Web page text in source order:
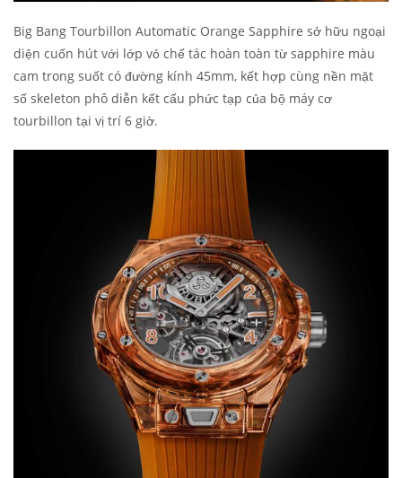
Big Bang Tourbillon Automatic Orange Sapphire sở hữu ngoại
diện cuốn hút với lớp vỏ chế tác hoàn toàn từ sapphire màu
cam trong suốt có đường kính 45mm, kết hợp cùng nền mặt
số skeleton phô diễn kết cấu phức tạp của bộ máy cơ
tourbillon tại vị trí 6 giờ.